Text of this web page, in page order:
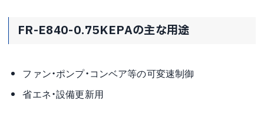
FR-E840-0.75KEPAの主な用途
ファン・ポンプ・コンベア等の可変速制御
省エネ・設備更新用